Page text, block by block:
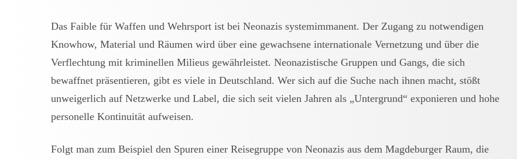
Das Faible für Waffen und Wehrsport ist bei Neonazis systemimmanent. Der Zugang zu notwendigen
Knowhow, Material und Räumen wird über eine gewachsene internationale Vernetzung und über die
Verflechtung mit kriminellen Milieus gewährleistet. Neonazistische Gruppen und Gangs, die sich
bewaffnet präsentieren, gibt es viele in Deutschland. Wer sich auf die Suche nach ihnen macht, stößt
unweigerlich auf Netzwerke und Label, die sich seit vielen Jahren als „Untergrund“ exponieren und hohe
personelle Kontinuität aufweisen.
Folgt man zum Beispiel den Spuren einer Reisegruppe von Neonazis aus dem Magdeburger Raum, die